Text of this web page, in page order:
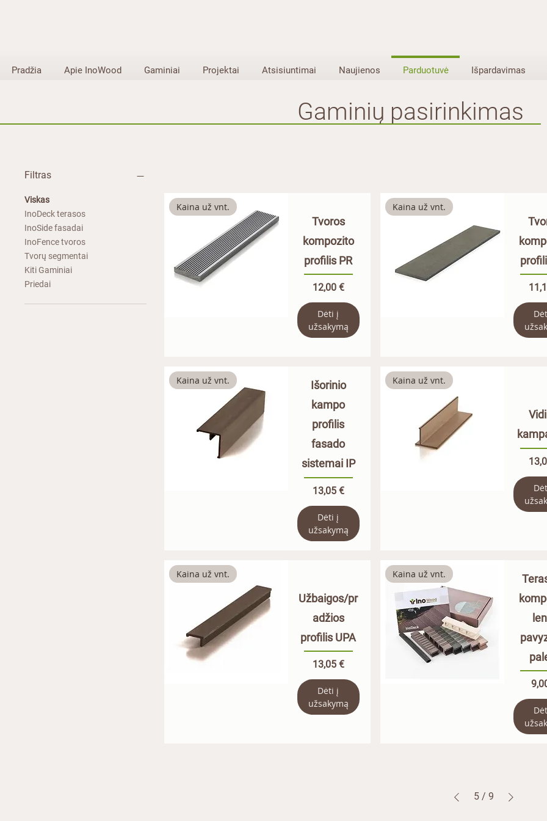
Pradžia Apie InoWood Gaminiai Projektai Atsisiuntimai Naujienos Parduotuvė Išpardavimas
Gaminių pasirinkimas
Filtras
Viskas
InoDeck terasos
InoSide fasadai
InoFence tvoros
Tvorų segmentai
Kiti Gaminiai
Priedai
Kaina už vnt.
Tvoros
kompozito
profilis PR
Kaina
12,00 €
Dėti į
užsakymą
Kaina už vnt.
Kaina už vnt.
Išorinio
kampo
profilis
fasado
sistemai IP
Kaina
13,05 €
Dėti į
užsakymą
Kaina už vnt.
Kaina už vnt.
Užbaigos/pr
adžios
profilis UPA
Kaina
13,05 €
Dėti į
užsakymą
Kaina už vnt.
5 / 9